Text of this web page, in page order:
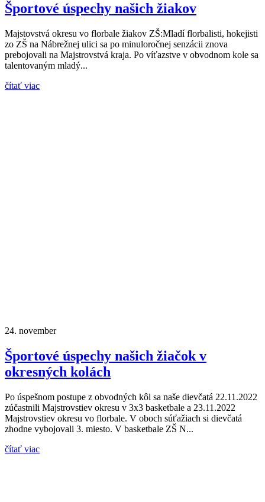
Športové úspechy našich žiakov
Majstovstvá okresu vo florbale žiakov ZŠ:Mladí florbalisti, hokejisti
zo ZŠ na Nábrežnej ulici sa po minuloročnej senzácii znova
prebojovali na Majstrovstvá kraja. Po víťazstve v obvodnom kole sa
talentovaným mladý...
čítať viac
24. november
Športové úspechy našich žiačok v
okresných kolách
Po úspešnom postupe z obvodných kôl sa naše dievčatá 22.11.2022
zúčastnili Majstrovstiev okresu v 3x3 basketbale a 23.11.2022
Majstrovstiev okresu vo florbale. V oboch súťažiach si dievčatá
zhodne vybojovali 3. miesto. V basketbale ZŠ N...
čítať viac